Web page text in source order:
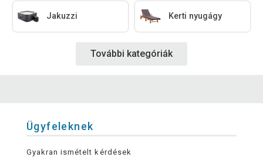
Jakuzzi Kerti nyugágy
További kategóriák
Ügyfeleknek
Gyakran ismételt kérdések